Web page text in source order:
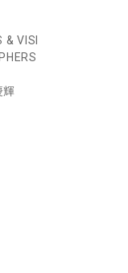
VISI
輝